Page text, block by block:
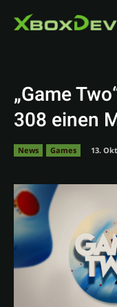
„Game
308 einen
News Games 13.